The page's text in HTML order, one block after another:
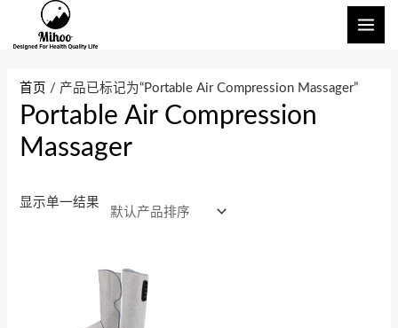
主
菜
单
首页 / 产品已标记为“Portable Air Compression Massager”
Portable Air Compression
Massager
显示单一结果